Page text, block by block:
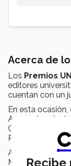
Acerca de
Los Premios
editores
cuentan con un
En esta ocasión,
Azancot,
Catalán, de
Revuelta,
Así como Eva
Madrid; Jorge